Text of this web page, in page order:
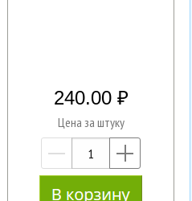
240.00
Цена за штуку
—